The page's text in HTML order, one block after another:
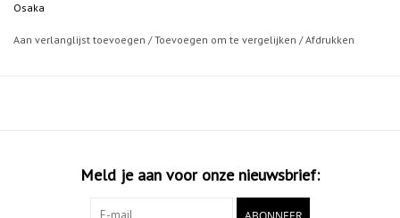
Osaka
Aan verlanglijst toevoegen /Toevoegen om te vergelijken /Afdrukken
Meld je aan voor onze nieuwsbrief: